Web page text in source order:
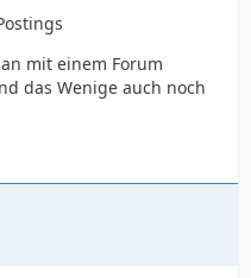
mit einem Forum
das Wenige auch noch